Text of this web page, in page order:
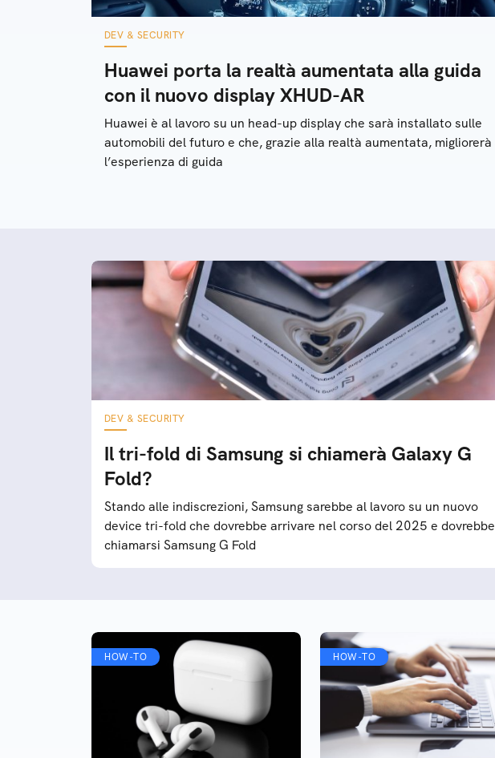
DEV & SECURITY
Huawei porta la realtà aumentata alla guida
con il nuovo display XHUD-AR
Huawei è al lavoro su un head-up display che sarà installato sulle
automobili del futuro e che, grazie alla realtà aumentata, migliorerà
l’esperienza di guida
DEV & SECURITY
Il tri-fold di Samsung si chiamerà Galaxy G
Fold?
Stando alle indiscrezioni, Samsung sarebbe al lavoro su un nuovo
device tri-fold che dovrebbe arrivare nel corso del 2025 e dovrebbe
chiamarsi Samsung G Fold
HOW-TO HOW-TO